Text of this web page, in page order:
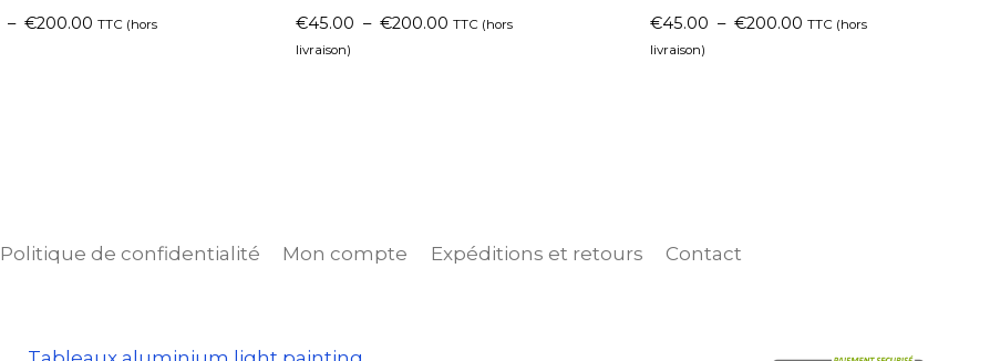
– €200.00 TTC (hors
€45.00 – €200.00 TTC (hors
livraison)
€45.00 – €200.00 TTC (hors
livraison)
Politique de confidentialité Mon compte Expéditions et retours Contact